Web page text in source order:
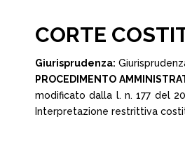
CORTE
Giurisprudenza:
PROCEDIMENTO
modificato dalla l. n. 177 del
Interpretazione restrittiva